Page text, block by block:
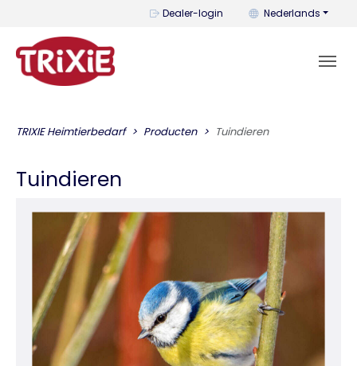
Dealer-login U kunt de taal
Nederlands
TRIXIE Heimtierbedarf Producten Tuindieren
Tuindieren